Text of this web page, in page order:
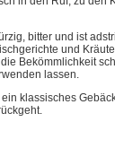
bitter und ist
und
Bekömmlichkeit
lassen.
klassisches